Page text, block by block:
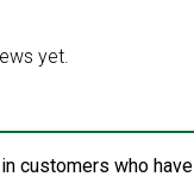
yet.
customers who have